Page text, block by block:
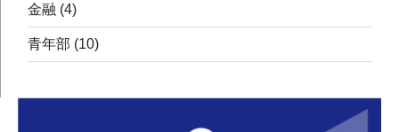
金融 (4)
青年部 (10)